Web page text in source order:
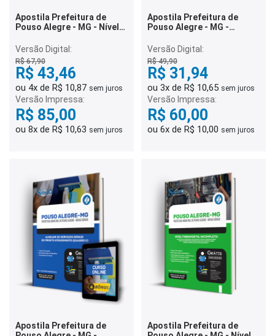
Apostila Prefeitura de
Pouso Alegre - MG - Nível
Versão Digital:
R$ 67,90
R$ 43,46
ou 4x de R$ 10,87 sem juros
Versão Impressa:
R$ 85,00
ou 8x de R$ 10,63 sem juros
Apostila Prefeitura de
Pouso Alegre - MG -
Inspetor de Alunos
(Quadro III)
Versão Digital:
R$ 49,90
R$ 31,94
ou 3x de R$ 10,65 sem juros
Versão Impressa:
R$ 60,00
ou 6x de R$ 10,00 sem juros
Apostila Prefeitura de
Apostila Prefeitura de